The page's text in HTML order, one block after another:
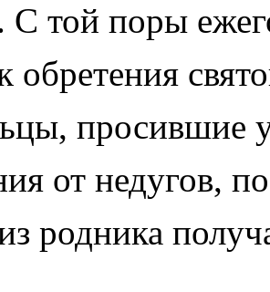
С той поры
обретения
от недугов,
родника